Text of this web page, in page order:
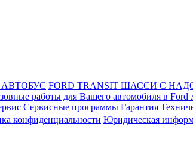
АВТОБУС FORD TRANSIT ШАССИ С
работы для Вашего автомобиля в Ford
Сервисные программы Гарантия
конфиденциальности Юридическая